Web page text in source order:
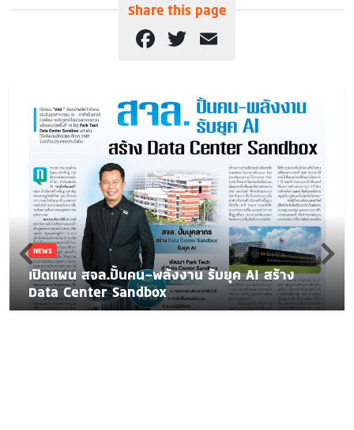
Share this page
Facebook
Twitter
NEWS
เปิดแผน สจล.ปั้นคน-พลังงาน รับยุค AI สร้าง
Data Center Sandbox